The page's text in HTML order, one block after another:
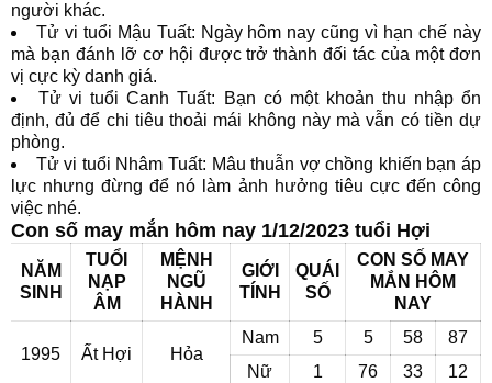
người khác.
Tử vi tuổi Mậu Tuất: Ngày hôm nay cũng vì hạn chế này
mà bạn đánh lỡ cơ hội được trở thành đối tác của một đơn
vị cực kỳ danh giá.
Tử vi tuổi Canh Tuất: Bạn có một khoản thu nhập ổn
định, đủ để chi tiêu thoải mái không này mà vẫn có tiền dự
phòng.
Tử vi tuổi Nhâm Tuất: Mâu thuẫn vợ chồng khiến bạn áp
lực nhưng đừng để nó làm ảnh hưởng tiêu cực đến công
việc nhé.
Con số may mắn hôm nay 1/12/2023 tuổi Hợi
NĂM
SINH
TUỔI
NẠP
ÂM
MỆNH
NGŨ
HÀNH
GIỚI
TÍNH
QUÁI
SỐ
CON SỐ MAY
MẮN HÔM
NAY
1995 Ất Hợi Hỏa
Nam 5 5 58
87
Nữ
1 76 33 12